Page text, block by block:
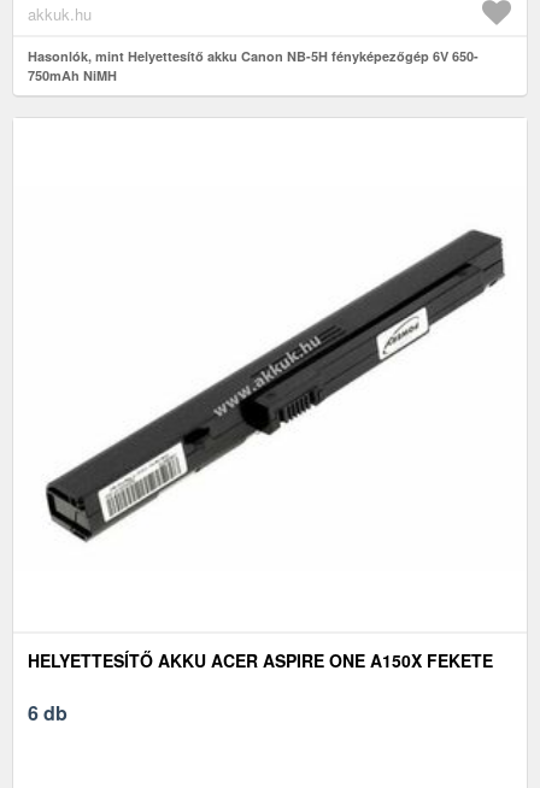
akkuk.hu
Hasonlók, mint Helyettesítő akku Canon NB-5H fényképezőgép 6V 650-
750mAh NiMH
HELYETTESÍTŐ AKKU ACER ASPIRE ONE A150X FEKETE
6 db